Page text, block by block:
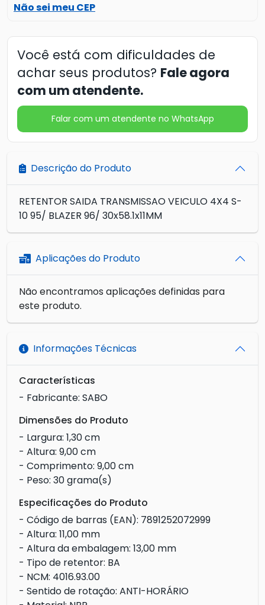
Não sei meu CEP
Você está com dificuldades de
achar seus produtos? Fale agora
com um atendente.
Falar com um atendente no WhatsApp
Descrição do Produto
RETENTOR SAIDA TRANSMISSAO VEICULO 4X4 S-
10 95/ BLAZER 96/ 30x58.1x11MM
Aplicações do Produto
Não encontramos aplicações definidas para
este produto.
Informações Técnicas
Características
- Fabricante: SABO
Dimensões do Produto
- Largura: 1,30 cm
- Altura: 9,00 cm
- Comprimento: 9,00 cm
- Peso: 30 grama(s)
Especificações do Produto
- Código de barras (EAN): 7891252072999
- Altura: 11,00 mm
- Altura da embalagem: 13,00 mm
- Tipo de retentor: BA
- NCM: 4016.93.00
- Sentido de rotação: ANTI-HORÁRIO